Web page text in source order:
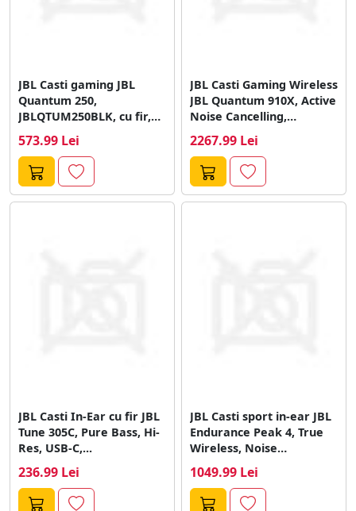
JBL Casti gaming JBL
Quantum 250,
JBLQTUM250BLK, cu fir,
573.99 Lei
JBL Casti Gaming Wireless
JBL Quantum 910X, Active
Noise Cancelling,
2267.99 Lei
JBL Casti In-Ear cu fir JBL
Tune 305C, Pure Bass, Hi-
Res, USB-C,...
236.99 Lei
JBL Casti sport in-ear JBL
Endurance Peak 4, True
Wireless, Noise
1049.99 Lei